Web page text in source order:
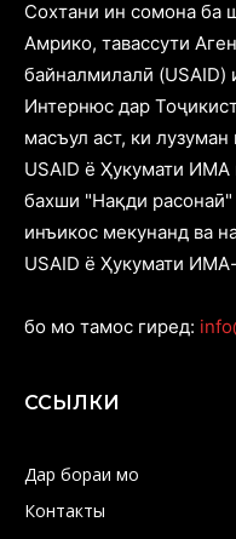
Cохтани ин сомона ба
Амрико, тавассути
байналмилалӣ (USAID)
Интернюс дар
масъул аст, ки
USAID ё Ҳукумати
бахши "Нақди
инъикос мекунанд ва
USAID ё Ҳукумати
бо мо тамос гиред:
ССЫЛКИ
Дар бораи мо
Контакты